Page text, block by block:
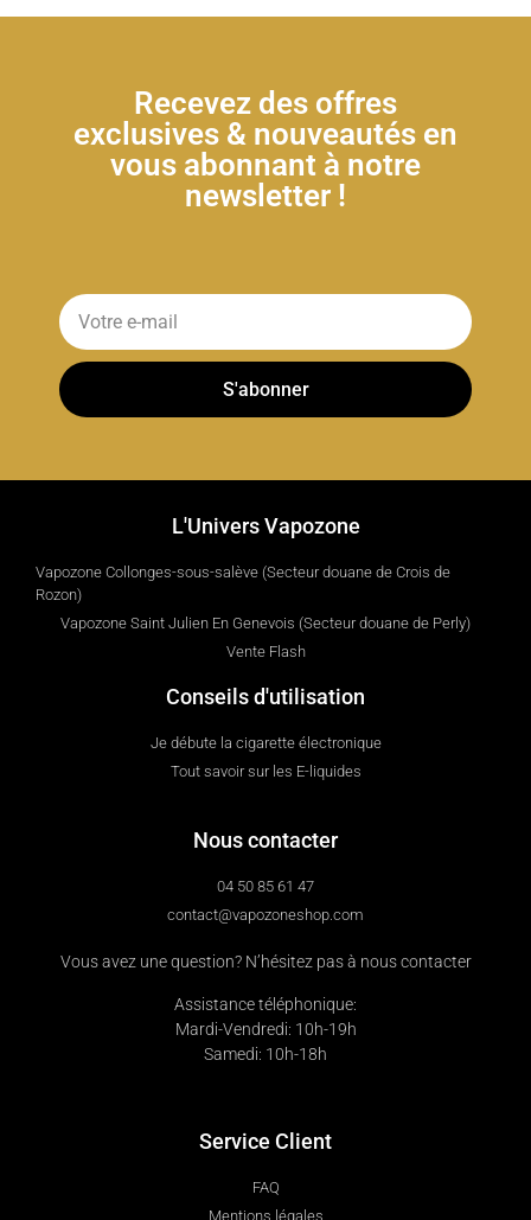
Recevez des offres
exclusives & nouveautés en
vous abonnant à notre
newsletter !
S'abonner
L'Univers Vapozone
Vapozone Collonges-sous-salève (Secteur douane de Crois de
Rozon)
Vapozone Saint Julien En Genevois (Secteur douane de Perly)
Vente Flash
Conseils d'utilisation
Je débute la cigarette électronique
Tout savoir sur les E-liquides
Nous contacter
04 50 85 61 47
contact@vapozoneshop.com
Vous avez une question? N’hésitez pas à nous contacter
Assistance téléphonique:
Mardi-Vendredi: 10h-19h
Samedi: 10h-18h
Service Client
FAQ
Mentions légales